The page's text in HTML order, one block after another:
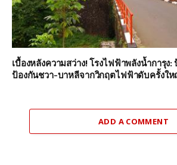
เบื้องหลังความสว่าง! โรงไฟฟ้าพลังน้ำการุง
ป้องกันชวา-บาหลีจากวิกฤตไฟฟ้าดับครั้งใ
ADD A COMMENT